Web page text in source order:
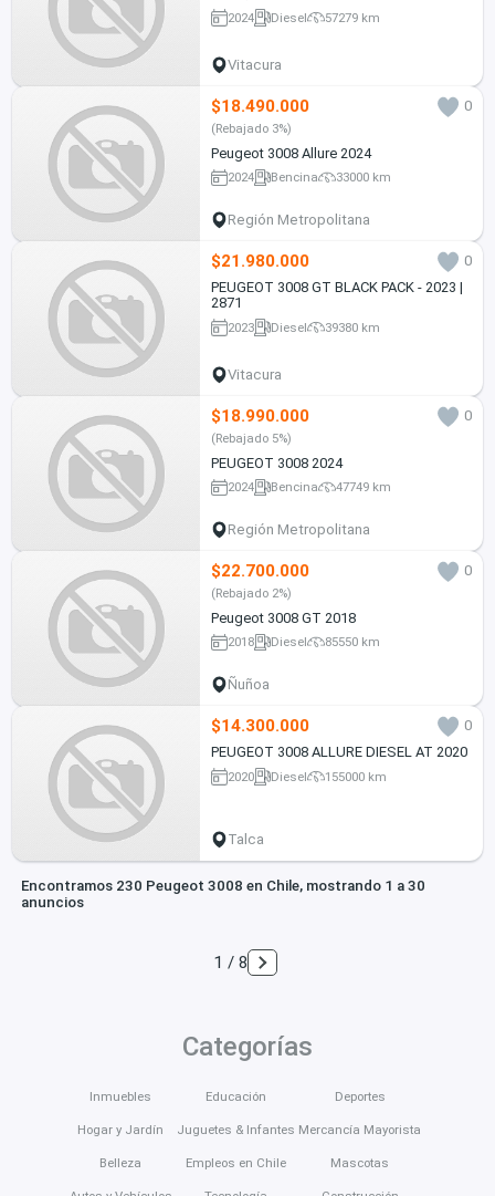
2024 Diesel 57279 km
Vitacura
$18.490.000 0
(Rebajado 3%)
Peugeot 3008 Allure 2024
2024 Bencina 33000 km
Región Metropolitana
$21.980.000
0
PEUGEOT 3008 GT BLACK PACK - 2023 |
2871
2023 Diesel 39380 km
Vitacura
$18.990.000 0
(Rebajado 5%)
PEUGEOT 3008 2024
2024 Bencina 47749 km
Región Metropolitana
$22.700.000 0
(Rebajado 2%)
Peugeot 3008 GT 2018
2018 Diesel 85550 km
Ñuñoa
$14.300.000
0
PEUGEOT 3008 ALLURE DIESEL AT 2020
2020 Diesel 155000 km
Talca
Encontramos 230 Peugeot 3008 en Chile, mostrando 1 a 30
anuncios
1 / 8
Categorías
Inmuebles
Hogar y Jardín
Belleza
Educación
Juguetes & Infantes
Empleos en Chile
Deportes
Mercancía Mayorista
Mascotas